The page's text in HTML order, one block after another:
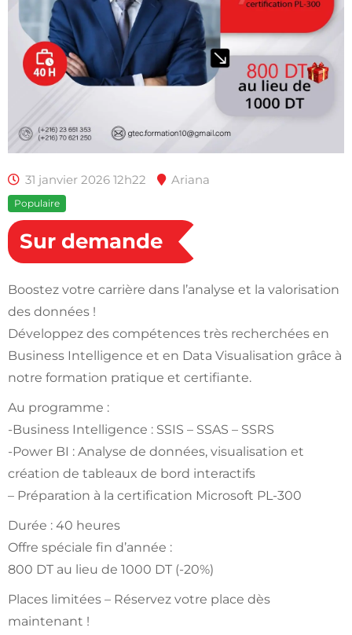
31 janvier 2026 12h22 Ariana
Populaire
Sur demande
Boostez votre carrière dans l’analyse et la valorisation
des données !
Développez des compétences très recherchées en
Business Intelligence et en Data Visualisation grâce à
notre formation pratique et certifiante.
Au programme :
-Business Intelligence : SSIS – SSAS – SSRS
-Power BI : Analyse de données, visualisation et
création de tableaux de bord interactifs
– Préparation à la certification Microsoft PL-300
Durée : 40 heures
Offre spéciale fin d’année :
800 DT au lieu de 1000 DT (-20%)
Places limitées – Réservez votre place dès
maintenant !